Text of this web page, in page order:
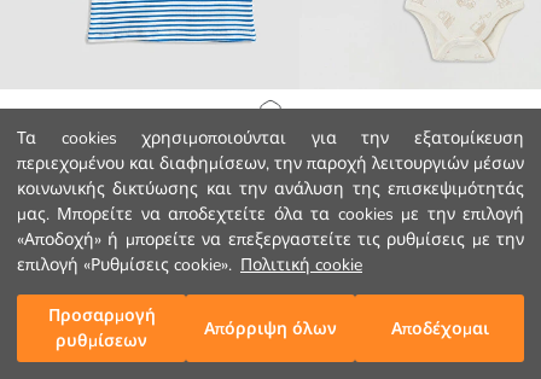
Τα cookies χρησιμοποιούνται για την εξατομίκευση
περιεχομένου και διαφημίσεων, την παροχή λειτουργιών μέσων
κοινωνικής δικτύωσης και την ανάλυση της επισκεψιμότητάς
μας. Μπορείτε να αποδεχτείτε όλα τα cookies με την επιλογή
«Αποδοχή» ή μπορείτε να επεξεργαστείτε τις ρυθμίσεις με την
επιλογή «Ρυθμίσεις cookie». Πολιτική cookie
Προσαρμογή
ρυθμίσεων
Απόρριψη όλων Αποδέχομαι
Αρχική Σελίδα
Κατηγορίες
Το Καλάθι μου
Αμάνικο Μπλουζάκι με Κεντημένη Λεπτομέρεια για Κορίτσια με Στρογγυλή Λαιμόκοψη 2-Πακέτο
8.99 EUR
8.99 EUR
1 /